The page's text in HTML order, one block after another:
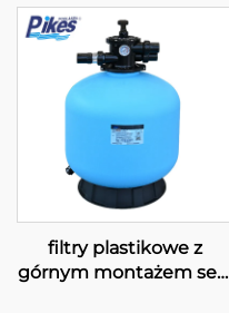
filtry plastikowe z
górnym montażem serii